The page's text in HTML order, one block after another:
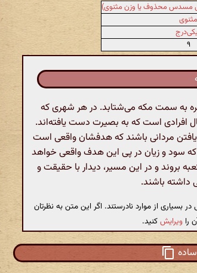
مسدس محذوف یا وزن مثنوی)
مثنوی
۹
به سمت مکه می‌شتابد. در هر شهری که
افرادی است که به بصیرت دست یافته‌اند.
مردانی باشند که هدفشان واقعی است
که سود و زیان در پی این هدف واقعی خواهد
بروند و در این مسیر، دیدار با حقیقت و
داشته باشند.
از موارد نادرستند. اگر این متن به نظرتان
را ویرایشکنید.
ساده